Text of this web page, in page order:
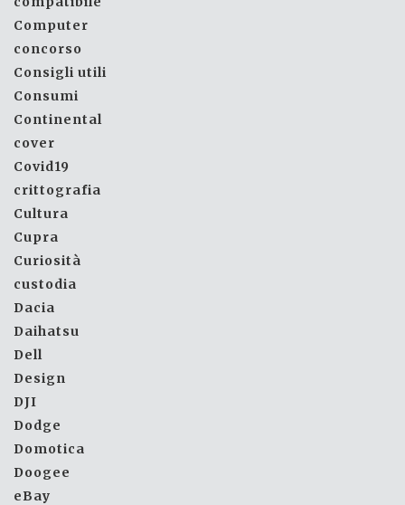
Computer
concorso
Consigli utili
Consumi
Continental
cover
Covid19
crittografia
Cultura
Cupra
Curiosità
custodia
Dacia
Daihatsu
Dell
Design
DJI
Dodge
Domotica
Doogee
eBay